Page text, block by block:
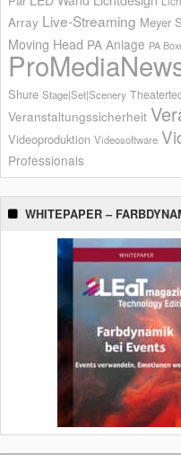
Array Live-Streaming Meyer
Moving Head PA Anlage PA
Shure Stage|Set|Scenery
Veranstaltungssicherheit
Videoproduktion Videosoftware
Professionals
WHITEPAPER –